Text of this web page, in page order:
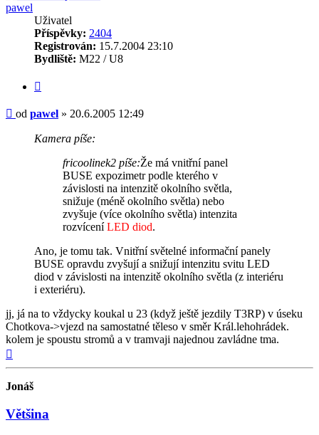
pawel
Uživatel
Příspěvky: 2404
Registrován: 15.7.2004 23:10
Bydliště: M22 / U8
Příspěvek
od pawel » 20.6.2005 12:49
Kamera píše:
fricoolinek2 píše:Že má vnitřní panel
BUSE expozimetr podle kterého v
závislosti na intenzitě okolního světla,
snižuje (méně okolního světla) nebo
zvyšuje (více okolního světla) intenzita
rozvíceníLED diod.
Ano, je tomu tak. Vnitřní světelné informační panely
BUSE opravdu zvyšují a snižují intenzitu svitu LED
diod v závislosti na intenzitě okolního světla (z interiéru
i exteriéru).
jj, já na to vždycky koukal u 23 (když ještě jezdily T3RP) v úseku
Chotkova->vjezd na samostatné těleso v směr Král.lehohrádek.
kolem je spoustu stromů a v tramvaji najednou zavládne tma.
Jonáš
Většina